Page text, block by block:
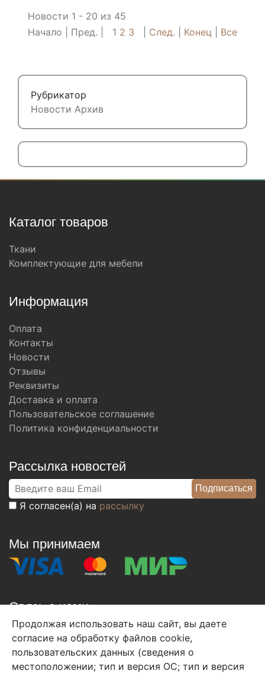
Новости 1 - 20 из 45
Начало
Пред. 1 2 3 След. Конец Все
Рубрикатор
Новости Архив
Каталог товаров
Ткани
Комплектующие для мебели
Информация
Оплата
Контакты
Новости
Отзывы
Реквизиты
Доставка и оплата
Пользовательское соглашение
Политика конфиденциальности
Рассылка новостей
Я согласен(а) на рассылку
Мы принимаем
Связь с нами
+7 (495) 933-38-08
info@arben-textile.ru- оптовые продажи
Продолжая использовать наш сайт, вы даете
согласие на обработку файлов cookie,
пользовательских данных (сведения о
местоположении; тип и версия ОС; тип и версия